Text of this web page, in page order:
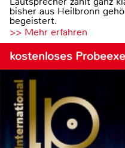
bisher aus Heilbronn
begeistert.
>> Mehr erfahren
kostenloses